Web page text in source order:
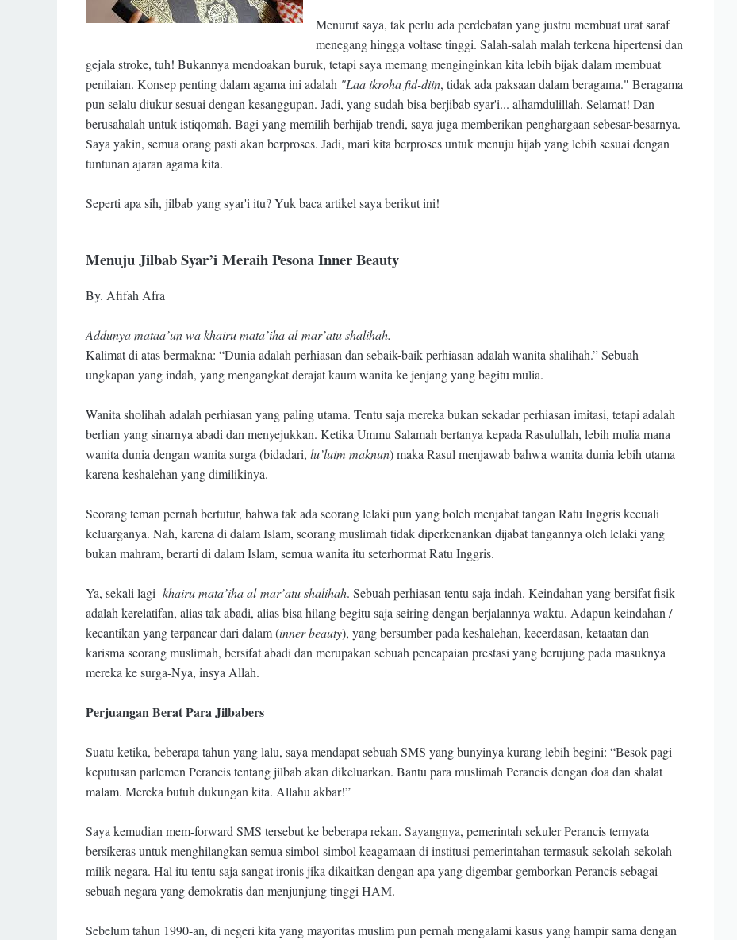
Menurut saya, tak perlu ada perdebatan yang justru membuat urat saraf
menegang hingga voltase tinggi. Salah-salah malah terkena hipertensi dan
gejala stroke, tuh! Bukannya mendoakan buruk, tetapi saya memang menginginkan kita lebih bijak dalam membuat
penilaian. Konsep penting dalam agama ini adalah "Laa ikroha fid-diin, tidak ada paksaan dalam beragama." Beragama
pun selalu diukur sesuai dengan kesanggupan. Jadi, yang sudah bisa berjibab syar'i... alhamdulillah. Selamat! Dan
berusahalah untuk istiqomah. Bagi yang memilih berhijab trendi, saya juga memberikan penghargaan sebesar-besarnya.
Saya yakin, semua orang pasti akan berproses. Jadi, mari kita berproses untuk menuju hijab yang lebih sesuai dengan
tuntunan ajaran agama kita.
Seperti apa sih, jilbab yang syar'i itu? Yuk baca artikel saya berikut ini!
Menuju Jilbab Syar’i Meraih Pesona Inner Beauty
By. Afifah Afra
Addunya mataa’un wa khairu mata’iha al-mar’atu shalihah.
Kalimat di atas bermakna: “Dunia adalah perhiasan dan sebaik-baik perhiasan adalah wanita shalihah.” Sebuah
ungkapan yang indah, yang mengangkat derajat kaum wanita ke jenjang yang begitu mulia.
Wanita sholihah adalah perhiasan yang paling utama. Tentu saja mereka bukan sekadar perhiasan imitasi, tetapi adalah
berlian yang sinarnya abadi dan menyejukkan. Ketika Ummu Salamah bertanya kepada Rasulullah, lebih mulia mana
wanita dunia dengan wanita surga (bidadari, lu’luim maknun) maka Rasul menjawab bahwa wanita dunia lebih utama
karena keshalehan yang dimilikinya.
Seorang teman pernah bertutur, bahwa tak ada seorang lelaki pun yang boleh menjabat tangan Ratu Inggris kecuali
keluarganya. Nah, karena di dalam Islam, seorang muslimah tidak diperkenankan dijabat tangannya oleh lelaki yang
bukan mahram, berarti di dalam Islam, semua wanita itu seterhormat Ratu Inggris.
Ya, sekali lagi khairu mata’iha al-mar’atu shalihah. Sebuah perhiasan tentu saja indah. Keindahan yang bersifat fisik
adalah kerelatifan, alias tak abadi, alias bisa hilang begitu saja seiring dengan berjalannya waktu. Adapun keindahan /
kecantikan yang terpancar dari dalam (inner beauty), yang bersumber pada keshalehan, kecerdasan, ketaatan dan
karisma seorang muslimah, bersifat abadi dan merupakan sebuah pencapaian prestasi yang berujung pada masuknya
mereka ke surga-Nya, insya Allah.
Perjuangan Berat Para Jilbabers
Suatu ketika, beberapa tahun yang lalu, saya mendapat sebuah SMS yang bunyinya kurang lebih begini: “Besok pagi
keputusan parlemen Perancis tentang jilbab akan dikeluarkan. Bantu para muslimah Perancis dengan doa dan shalat
malam. Mereka butuh dukungan kita. Allahu akbar!”
Saya kemudian mem-forward SMS tersebut ke beberapa rekan. Sayangnya, pemerintah sekuler Perancis ternyata
bersikeras untuk menghilangkan semua simbol-simbol keagamaan di institusi pemerintahan termasuk sekolah-sekolah
milik negara. Hal itu tentu saja sangat ironis jika dikaitkan dengan apa yang digembar-gemborkan Perancis sebagai
sebuah negara yang demokratis dan menjunjung tinggi HAM.
Sebelum tahun 1990-an, di negeri kita yang mayoritas muslim pun pernah mengalami kasus yang hampir sama dengan